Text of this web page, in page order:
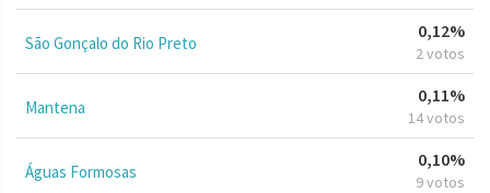
São Gonçalo do Rio Preto
0,12%
2 votos
Mantena
0,11%
14 votos
Águas Formosas
0,10%
9 votos